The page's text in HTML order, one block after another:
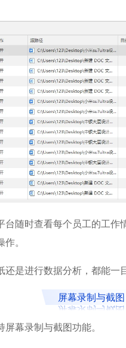
台随时查看每个员工的工作
。
是进行数据分析，都能一
屏幕录制与截图
幕录制与截图功能。